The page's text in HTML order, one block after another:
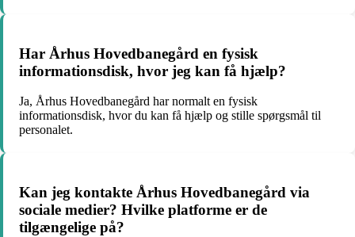
Har Århus Hovedbanegård en fysisk
informationsdisk, hvor jeg kan få hjælp?
Ja, Århus Hovedbanegård har normalt en fysisk
informationsdisk, hvor du kan få hjælp og stille spørgsmål til
personalet.
Kan jeg kontakte Århus Hovedbanegård via
sociale medier? Hvilke platforme er de
tilgængelige på?